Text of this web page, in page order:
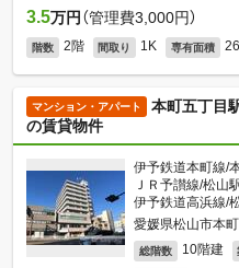
3.5万円 （管理費3,000円）
階数 2階 間取り 1K 専有面積
マンション・アパート
本町五丁目
の賃貸物件
伊予鉄道本町線/
ＪＲ予讃線/松山
伊予鉄道高浜線/
愛媛県松山市本町
総階数 10階建